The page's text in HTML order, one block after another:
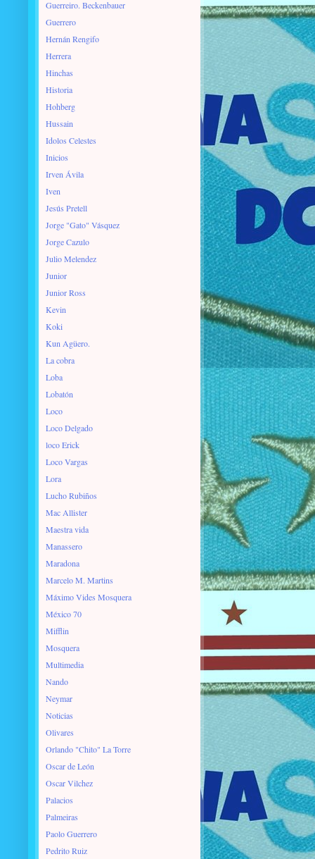
Guerreiro. Beckenbauer
Guerrero
Hernán Rengifo
Herrera
Hinchas
Historia
Hohberg
Hussain
Idolos Celestes
Inicios
Irven Ávila
Iven
Jesús Pretell
Jorge "Gato" Vásquez
Jorge Cazulo
Julio Melendez
Junior
Junior Ross
Kevin
Koki
Kun Agüero.
La cobra
Loba
Lobatón
Loco
Loco Delgado
loco Erick
Loco Vargas
Lora
Lucho Rubiños
Mac Allister
Maestra vida
Manassero
Maradona
Marcelo M. Martins
Máximo Vides Mosquera
México 70
Mifflin
Mosquera
Multimedia
Nando
Neymar
Noticias
Olivares
Orlando "Chito" La Torre
Oscar de León
Oscar Vilchez
Palacios
Palmeiras
Paolo Guerrero
Pedrito Ruiz